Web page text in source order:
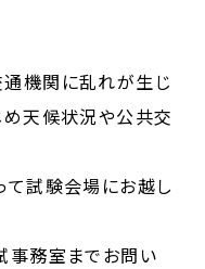
機関に乱れが生じ
め天候状況や公共交
て試験会場にお越し
事務室までお問い